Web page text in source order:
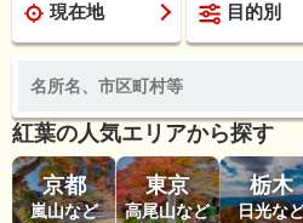
現在地 目的別
紅葉の人気エリアから探す
京都
嵐山など
東京
高尾山など
栃木
日光な